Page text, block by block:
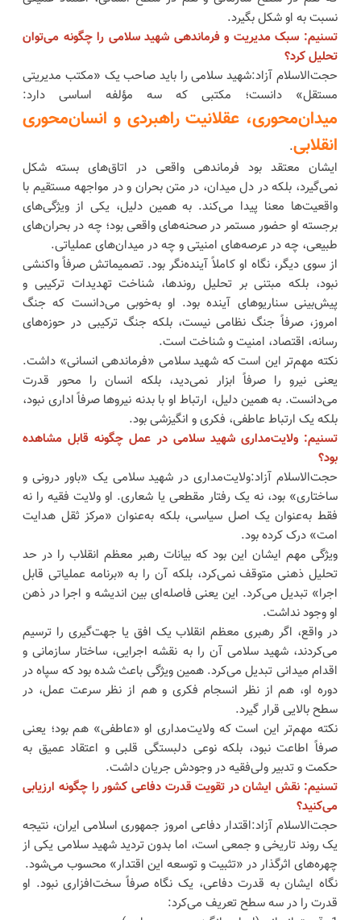
نسبت به او شکل بگیرد.
تسنیم: سبک مدیریت و فرماندهی شهید سلامی را چگونه می‌توان
تحلیل کرد؟
حجت‌الاسلام آزاد:شهید سلامی را باید صاحب یک «مکتب مدیریتی
مستقل» دانست؛ مکتبی که سه مؤلفه اساسی دارد:
میدان‌محوری، عقلانیت راهبردی و انسان‌محوری
انقلابی.
ایشان معتقد بود فرماندهی واقعی در اتاق‌های بسته شکل
نمی‌گیرد، بلکه در دل میدان، در متن بحران و در مواجهه مستقیم با
واقعیت‌ها معنا پیدا می‌کند. به همین دلیل، یکی از ویژگی‌های
برجسته او حضور مستمر در صحنه‌های واقعی بود؛ چه در بحران‌های
طبیعی، چه در عرصه‌های امنیتی و چه در میدان‌های عملیاتی.
از سوی دیگر، نگاه او کاملاً آینده‌نگر بود. تصمیماتش صرفاً واکنشی
نبود، بلکه مبتنی بر تحلیل روندها، شناخت تهدیدات ترکیبی و
پیش‌بینی سناریوهای آینده بود. او به‌خوبی می‌دانست که جنگ
امروز، صرفاً جنگ نظامی نیست، بلکه جنگ ترکیبی در حوزه‌های
رسانه، اقتصاد، امنیت و شناخت است.
نکته مهم‌تر این است که شهید سلامی «فرماندهی انسانی» داشت.
یعنی نیرو را صرفاً ابزار نمی‌دید، بلکه انسان را محور قدرت
می‌دانست. به همین دلیل، ارتباط او با بدنه نیروها صرفاً اداری نبود،
بلکه یک ارتباط عاطفی، فکری و انگیزشی بود.
تسنیم: ولایت‌مداری شهید سلامی در عمل چگونه قابل مشاهده
بود؟
حجت‌الاسلام آزاد:ولایت‌مداری در شهید سلامی یک «باور درونی و
ساختاری» بود، نه یک رفتار مقطعی یا شعاری. او ولایت فقیه را نه
فقط به‌عنوان یک اصل سیاسی، بلکه به‌عنوان «مرکز ثقل هدایت
امت» درک کرده بود.
ویژگی مهم ایشان این بود که بیانات رهبر معظم انقلاب را در حد
تحلیل ذهنی متوقف نمی‌کرد، بلکه آن را به «برنامه عملیاتی قابل
اجرا» تبدیل می‌کرد. این یعنی فاصله‌ای بین اندیشه و اجرا در ذهن
او وجود نداشت.
در واقع، اگر رهبری معظم انقلاب یک افق یا جهت‌گیری را ترسیم
می‌کردند، شهید سلامی آن را به نقشه اجرایی، ساختار سازمانی و
اقدام میدانی تبدیل می‌کرد. همین ویژگی باعث شده بود که سپاه در
دوره او، هم از نظر انسجام فکری و هم از نظر سرعت عمل، در
سطح بالایی قرار گیرد.
نکته مهم‌تر این است که ولایت‌مداری او «عاطفی» هم بود؛ یعنی
صرفاً اطاعت نبود، بلکه نوعی دلبستگی قلبی و اعتقاد عمیق به
حکمت و تدبیر ولی‌فقیه در وجودش جریان داشت.
تسنیم: نقش ایشان در تقویت قدرت دفاعی کشور را چگونه ارزیابی
می‌کنید؟
حجت‌الاسلام آزاد:اقتدار دفاعی امروز جمهوری اسلامی ایران، نتیجه
یک روند تاریخی و جمعی است، اما بدون تردید شهید سلامی یکی از
چهره‌های اثرگذار در «تثبیت و توسعه این اقتدار» محسوب می‌شود.
نگاه ایشان به قدرت دفاعی، یک نگاه صرفاً سخت‌افزاری نبود. او
قدرت را در سه سطح تعریف می‌کرد: